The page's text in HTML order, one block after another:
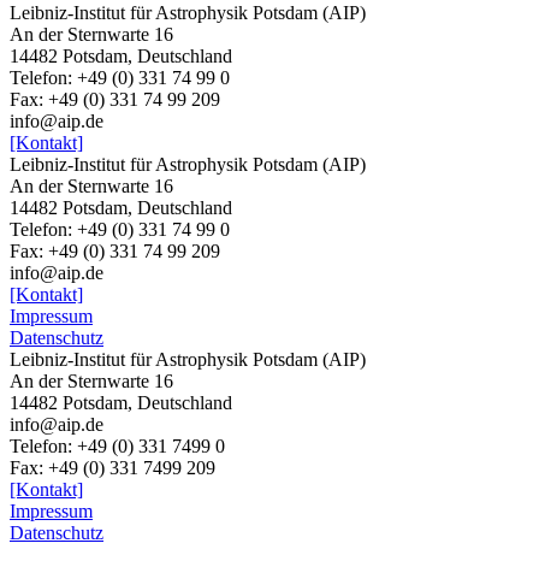
Leibniz-Institut für Astrophysik Potsdam (AIP)
An der Sternwarte 16
14482 Potsdam, Deutschland
Telefon: +49 (0) 331 74 99 0
Fax: +49 (0) 331 74 99 209
info@aip.de
[Kontakt]
Leibniz-Institut für Astrophysik Potsdam (AIP)
An der Sternwarte 16
14482 Potsdam, Deutschland
Telefon: +49 (0) 331 74 99 0
Fax: +49 (0) 331 74 99 209
info@aip.de
[Kontakt]
Impressum
Datenschutz
Leibniz-Institut für Astrophysik Potsdam (AIP)
An der Sternwarte 16
14482 Potsdam, Deutschland
info@aip.de
Telefon: +49 (0) 331 7499 0
Fax: +49 (0) 331 7499 209
[Kontakt]
Impressum
Datenschutz